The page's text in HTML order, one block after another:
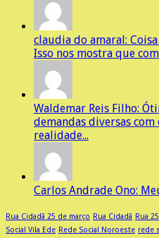
claudia do amaral:
Isso nos mostra que
Waldemar Reis Filho:
demandas diversas
realidade...
Carlos Andrade Ono:
Rua Cidadã 25 de março Rua Cidadã Rua
Social Vila Ede Rede Social Noroeste rede